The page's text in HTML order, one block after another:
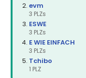
evm
3 PLZs
ESWE
3 PLZs
E WIE EINFACH
3 PLZs
Tchibo
1 PLZ